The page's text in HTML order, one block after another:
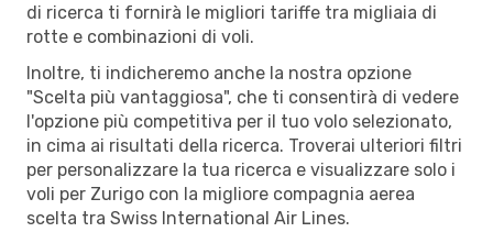
di ricerca ti fornirà le migliori tariffe tra migliaia di
rotte e combinazioni di voli.
Inoltre, ti indicheremo anche la nostra opzione
"Scelta più vantaggiosa", che ti consentirà di vedere
l'opzione più competitiva per il tuo volo selezionato,
in cima ai risultati della ricerca. Troverai ulteriori filtri
per personalizzare la tua ricerca e visualizzare solo i
voli per Zurigo con la migliore compagnia aerea
scelta tra Swiss International Air Lines.